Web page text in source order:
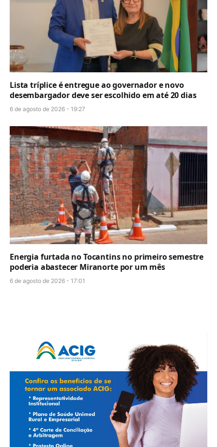
Lista tríplice é entregue ao governador e novo
desembargador deve ser escolhido em até 20 dias
6 de agosto de 2026 - 19:27
Energia furtada no Tocantins no primeiro semestre
poderia abastecer Miranorte por um mês
6 de agosto de 2026 - 17:01